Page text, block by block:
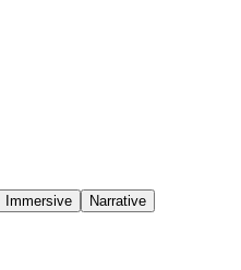
Immersive Narrative